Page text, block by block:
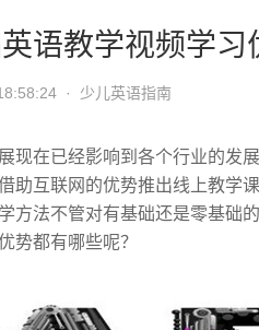
语教学视频学习
· 少儿英语指南
现在已经影响到各个行业的发
助互联网的优势推出线上教学
方法不管对有基础还是零基础
势都有哪些呢？